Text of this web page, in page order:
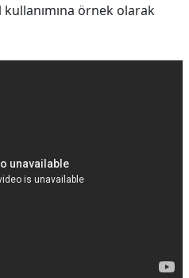
kullanımına örnek olarak